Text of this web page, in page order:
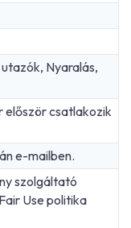
Nyaralás,
először csatlakozik
e-mailben.
szolgáltató
Use politika